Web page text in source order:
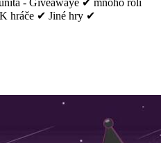
hráče ✔ Jiné hry ✔